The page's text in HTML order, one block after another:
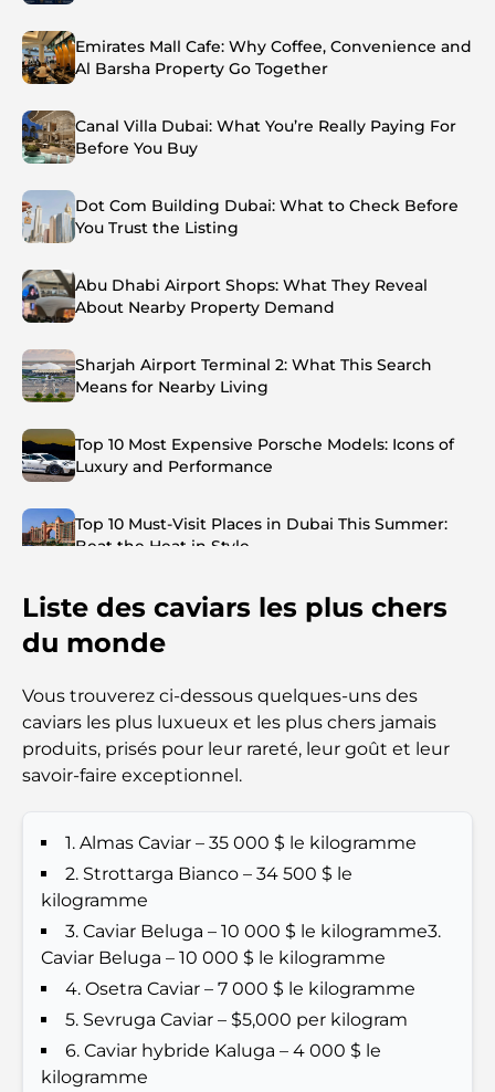
Emirates Mall Cafe: Why Coffee, Convenience and
Al Barsha Property Go Together
Canal Villa Dubai: What You’re Really Paying For
Before You Buy
Dot Com Building Dubai: What to Check Before
You Trust the Listing
Abu Dhabi Airport Shops: What They Reveal
About Nearby Property Demand
Sharjah Airport Terminal 2: What This Search
Means for Nearby Living
Top 10 Most Expensive Porsche Models: Icons of
Luxury and Performance
Top 10 Must-Visit Places in Dubai This Summer:
Beat the Heat in Style
Top 7 Busiest Airports in the World: Hub of Global
Investors and Residents
Best Schools in Downtown Dubai: A Guide for
Families
Que faire à Dubaï en été : le guide ultime pour
profiter de la chaleur
Cadeaux de luxe pour hommes : des idées de
présents attentionnés et intemporels
Écoles à proximité de Palm Jumeirah : un guide
complet pour les familles
Les meilleurs hôtels de Business Bay, à Dubaï :
Liste des caviars les plus chers
du monde
Vous trouverez ci-dessous quelques-uns des
caviars les plus luxueux et les plus chers jamais
produits, prisés pour leur rareté, leur goût et leur
savoir-faire exceptionnel.
1. Almas Caviar – 35 000 $ le kilogramme
2. Strottarga Bianco – 34 500 $ le
kilogramme
3. Caviar Beluga – 10 000 $ le kilogramme3.
Caviar Beluga – 10 000 $ le kilogramme
4. Osetra Caviar – 7 000 $ le kilogramme
5. Sevruga Caviar – $5,000 per kilogram
6. Caviar hybride Kaluga – 4 000 $ le
kilogramme